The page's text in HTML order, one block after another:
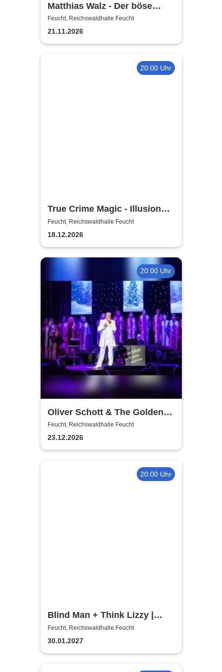
Matthias Walz - Der böse
Mann am Klavier
Feucht, Reichswaldhalle Feucht
21.11.2026
20:00 Uhr
True Crime Magic - Illusion
trifft auf harte Realität /
Christopher Köhler und
Benjamin Gleissner
Feucht, Reichswaldhalle Feucht
18.12.2026
20:00 Uhr
Oliver Schott & The Golden
Gospel Choir |Gospel &
Weihnachtskonzert
Feucht, Reichswaldhalle Feucht
23.12.2026
20:00 Uhr
Blind Man + Think Lizzy |
Tribute - Whitesnake + Thin
Lizzy
Feucht, Reichswaldhalle Feucht
30.01.2027